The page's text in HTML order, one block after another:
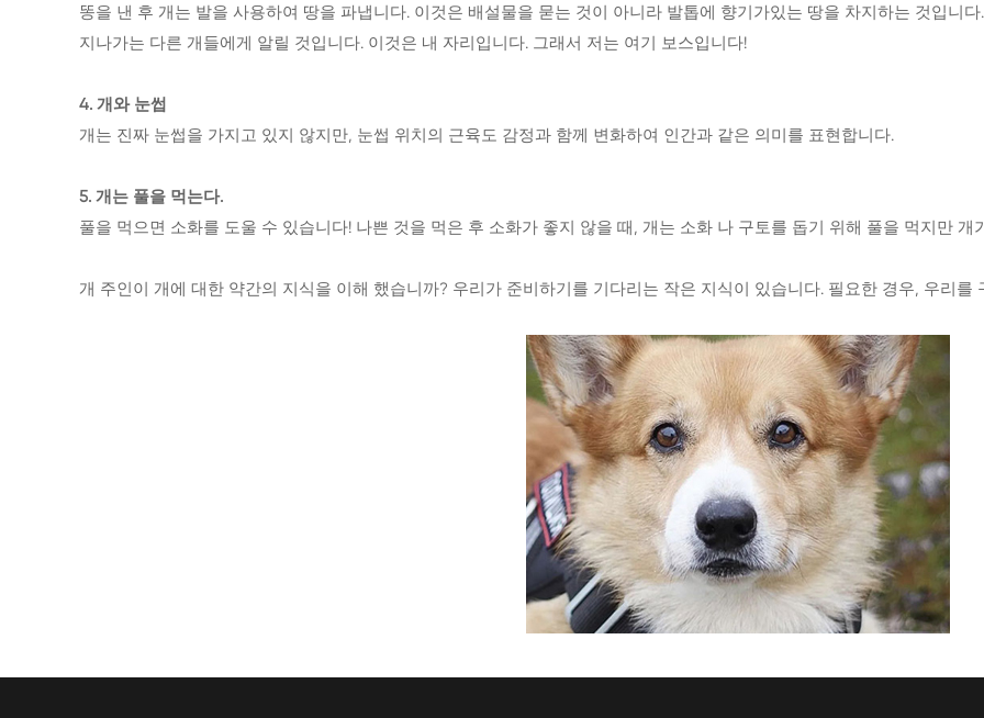
똥을 낸 후 개는 발을 사용하여 땅을 파냅니다. 이것은 배설물을 묻는 것이 아니라 발톱에 향기가있는 땅을 차지하는 것입니
지나가는 다른 개들에게 알릴 것입니다. 이것은 내 자리입니다. 그래서 저는 여기 보스입니다!
4. 개와 눈썹
개는 진짜 눈썹을 가지고 있지 않지만, 눈썹 위치의 근육도 감정과 함께 변화하여 인간과 같은 의미를 표현합니다.
5. 개는 풀을 먹는다.
풀을 먹으면 소화를 도울 수 있습니다! 나쁜 것을 먹은 후 소화가 좋지 않을 때, 개는 소화 나 구토를 돕기 위해 풀을 먹지만
개 주인이 개에 대한 약간의 지식을 이해 했습니까? 우리가 준비하기를 기다리는 작은 지식이 있습니다. 필요한 경우, 우리를